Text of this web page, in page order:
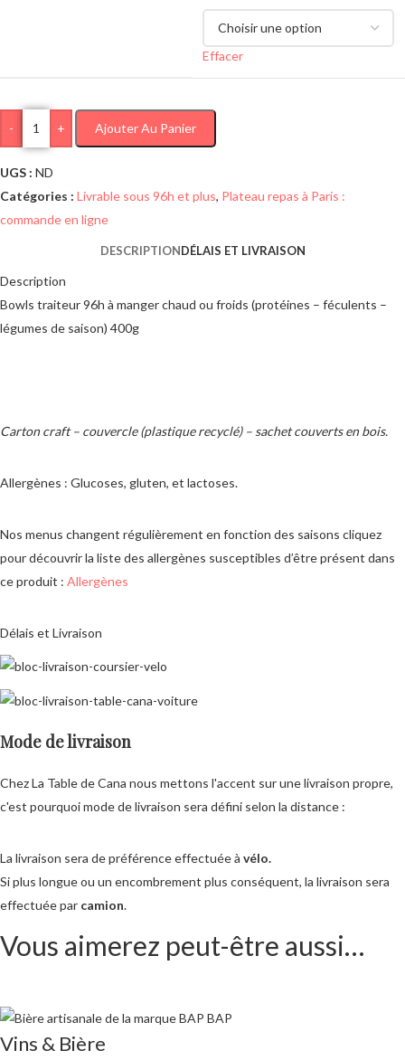
Effacer
- + Ajouter Au Panier
UGS : ND
Catégories : Livrable sous 96h et plus, Plateau repas à Paris :
commande en ligne
DESCRIPTIONDÉLAIS ET LIVRAISON
Description
Bowls traiteur 96h à manger chaud ou froids (protéines – féculents –
légumes de saison) 400g
Carton craft – couvercle (plastique recyclé) – sachet couverts en bois.
Allergènes : Glucoses, gluten, et lactoses.
Nos menus changent régulièrement en fonction des saisons cliquez
pour découvrir la liste des allergènes susceptibles d’être présent dans
ce produit : Allergènes
Délais et Livraison
Mode de livraison
Chez La Table de Cana nous mettons l'accent sur une livraison propre,
c'est pourquoi mode de livraison sera défini selon la distance :
La livraison sera de préférence effectuée à vélo.
Si plus longue ou un encombrement plus conséquent, la livraison sera
effectuée par camion.
Vous aimerez peut-être aussi…
Vins & Bière